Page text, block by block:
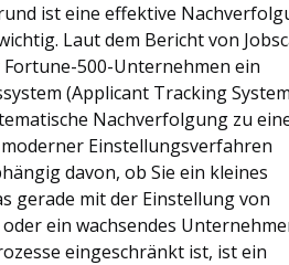
an ihre
„Excel-Grenze“)
nebeneinander
ist eine effektive
Laut dem Bericht von
Fortune-500-Unternehmen ein
(Applicant Tracking
Nachverfolgung zu
Einstellungsverfahren
davon, ob Sie ein kleines
gerade mit der Einstellung von
ein wachsendes
eingeschränkt ist, ist ein